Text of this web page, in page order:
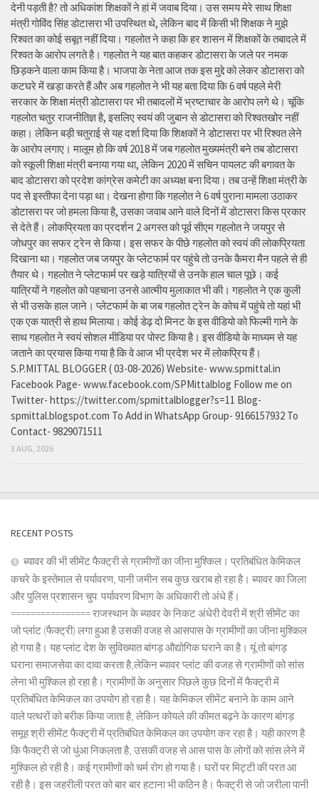
देनी पड़ती है? तो अधिकांश शिक्षकों ने हां में जवाब दिया। उस समय मेरे साथ शिक्षा
मंत्री गोविंद सिंह डोटासरा भी उपस्थित थे, लेकिन बाद में किसी भी शिक्षक ने मुझे
रिश्वत का कोई सबूत नहीं दिया। गहलोत ने कहा कि हर शासन में शिक्षकों के तबादले में
रिश्वत के आरोप लगते है। गहलोत ने यह बात कहकर डोटासरा के जले पर नमक
छिड़कने वाला काम किया है। भाजपा के नेता आज तक इस मुद्दे को लेकर डोटासरा को
कटघरे में खड़ा करते हैं और अब गहलोत ने भी यह बता दिया कि 6 वर्ष पहले मेरी
सरकार के शिक्षा मंत्री डोटासरा पर भी तबादलों में भ्रष्टाचार के आरोप लगे थे। चूंकि
गहलोत चतुर राजनीतिज्ञ है, इसलिए स्वयं की जुबान से डोटासरा को रिश्वतखोर नहीं
कहा। लेकिन बड़ी चतुराई से यह दर्शा दिया कि शिक्षकों ने डोटासरा पर भी रिश्वत लेने
के आरोप लगाए। मालूम हो कि वर्ष 2018 में जब गहलोत मुख्यमंत्री बने तब डोटासरा
को स्कूली शिक्षा मंत्री बनाया गया था, लेकिन 2020 में सचिन पायलट की बगावत के
बाद डोटासरा को प्रदेश कांग्रेस कमेटी का अध्यक्ष बना दिया। तब उन्हें शिक्षा मंत्री के
पद से इस्तीफा देना पड़ा था। देखना होगा कि गहलोत ने 6 वर्ष पुराना मामला उठाकर
डोटासरा पर जो हमला किया है, उसका जवाब आने वाले दिनों में डोटासरा किस प्रकार
से देते हैं। लोकप्रियता का प्रदर्शन 2 अगस्त को पूर्व सीएम गहलोत ने जयपुर से
जोधपुर का सफर ट्रेन से किया। इस सफर के पीछे गहलोत को स्वयं की लोकप्रियता
दिखाना था। गहलोत जब जयपुर के प्लेटफार्म पर पहुंचे तो उनके कैमरा मैन पहले से ही
तैयार थे। गहलोत ने प्लेटफार्म पर खड़े यात्रियों से उनके हाल चाल पूछे। कई
यात्रियों ने गहलोत को पहचाना उनसे आत्मीय मुलाकात भी की। गहलोत ने एक कुली
से भी उसके हाल जाने। प्लेटफार्म के बा जब गहलोत ट्रेन के कोच में पहुंचे तो यहां भी
एक एक यात्री से हाथ मिलाया। कोई डेढ़ दो मिनट के इस वीडियो को फिल्मी गाने के
साथ गहलोत ने स्वयं सोशल मीडिया पर पोस्ट किया है। इस वीडियो के माध्यम से यह
जताने का प्रयास किया गया है कि वे आज भी प्रदेश भर में लोकप्रिय हैं।
S.P.MITTAL BLOGGER ( 03-08-2026) Website- www.spmittal.in
Facebook Page- www.facebook.com/SPMittalblog Follow me on
Twitter- https://twitter.com/spmittalblogger?s=11 Blog-
spmittal.blogspot.com To Add in WhatsApp Group- 9166157932 To
Contact- 9829071511
3 AUG, 2026
RECENT POSTS
ब्यावर की भी सीमेंट फैक्ट्री से ग्रामीणों का जीना मुश्किल। प्रतिबंधित केमिकल
कचरे के इस्तेमाल से पर्यावरण, पानी जमीन सब कुछ खराब हो रहा है। ब्यावर का जिला
और पुलिस प्रशासन चुप: पर्यावरण विभाग के अधिकारी तो अंधे हैं।
================ राजस्थान के ब्यावर के निकट अंधेरी देवरी में श्री सीमेंट का
जो प्लांट (फैक्ट्री) लगा हुआ है उसकी वजह से आसपास के ग्रामीणों का जीना मुश्किल
हो गया है। यह प्लांट देश के सुविख्यात बांगड़ औद्योगिक घराने का है। यूं तो बांगड़
घराना समाजसेवा का दावा करता है,लेकिन ब्यावर प्लांट की वजह से ग्रामीणों को सांस
लेना भी मुश्किल हो रहा है। ग्रामीणों के अनुसार पिछले कुछ दिनों में फैक्ट्री में
प्रतिबंधित केमिकल का उपयोग हो रहा है। यह केमिकल सीमेंट बनाने के काम आने
वाले पत्थरों को बरीक किया जाता है, लेकिन कोयले की कीमत बढ़ने के कारण बांगड़
समूह श्री सीमेंट फैक्ट्री में प्रतिबंधित केमिकल का उपयोग कर रहा है। यही कारण है
कि फैक्ट्री से जो धुंआ निकलता है, उसकी वजह से आस पास के लोगों को सांस लेने में
मुश्किल हो रही है। कई ग्रामीणों को चर्म रोग हो गया है। घरों पर मिट्टी की परत आ
रही है। इस जहरीली परत को बार बार हटाना भी कठिन है। फैक्ट्री से जो जरीला पानी